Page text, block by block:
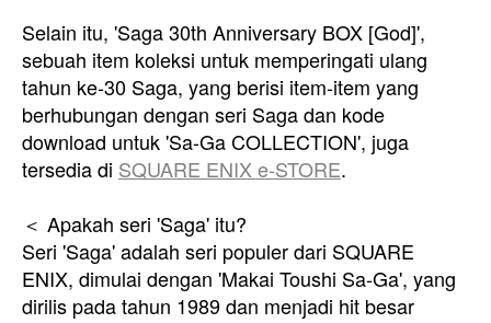
Selain itu, 'Saga 30th Anniversary BOX [God]',
sebuah item koleksi untuk memperingati ulang
tahun ke-30 Saga, yang berisi item-item yang
berhubungan dengan seri Saga dan kode
download untuk 'Sa-Ga COLLECTION', juga
tersedia di SQUARE ENIX e-STORE.
＜ Apakah seri 'Saga' itu?
Seri 'Saga' adalah seri populer dari SQUARE
ENIX, dimulai dengan 'Makai Toushi Sa-Ga', yang
dirilis pada tahun 1989 dan menjadi hit besar